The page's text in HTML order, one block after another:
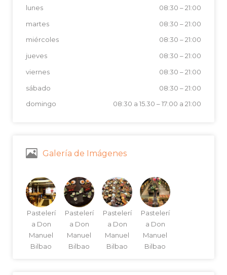
lunes 08:30 –21:00
martes
08:30 –21:00
miércoles
08:30 –21:00
jueves
08:30 –21:00
viernes
08:30 –21:00
sábado
08:30 –21:00
domingo
08:30 a 15.30 –17:00 a 21:00
Galería de Imágenes
Pastelerí
a Don
Manuel
Bilbao
Pastelerí
a Don
Manuel
Bilbao
Pastelerí
a Don
Manuel
Bilbao
Pastelerí
a Don
Manuel
Bilbao